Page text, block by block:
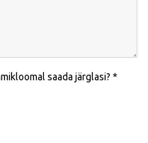
saada järglasi?